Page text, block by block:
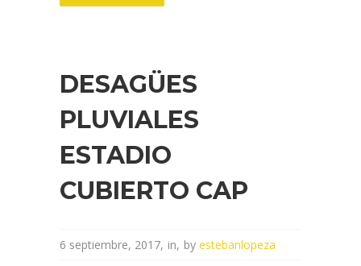
DESAGÜES
PLUVIALES
ESTADIO
CUBIERTO CAP
6 septiembre, 2017 in by estebanlopeza